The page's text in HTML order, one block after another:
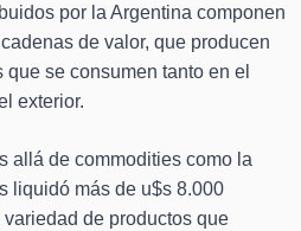
por la Argentina componen
de valor, que producen
se consumen tanto en el
exterior.
allá de commodities como la
liquidó más de u$s 8.000
de productos que